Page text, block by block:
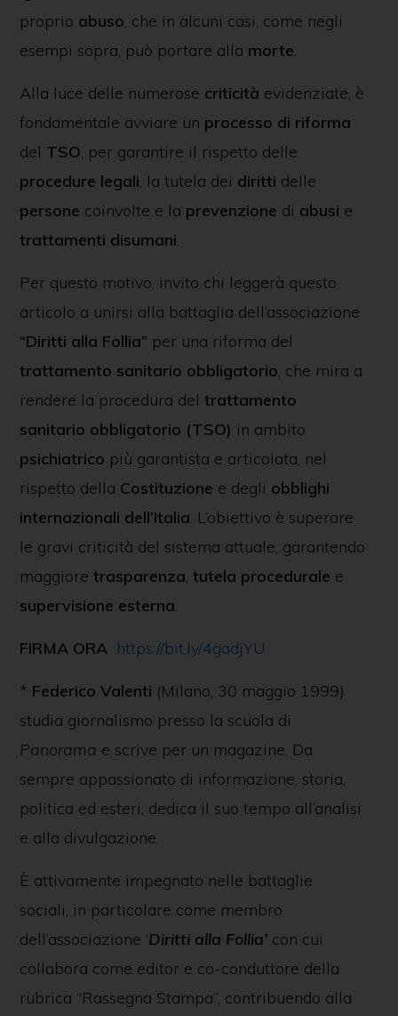
proprio abuso, che in alcuni casi, come negli
esempi sopra, può portare alla morte.
Alla luce delle numerose criticità evidenziate, è
fondamentale avviare un processo di riforma
del TSO, per garantire il rispetto delle
procedure legali, la tutela dei diritti delle
persone coinvolte e la prevenzione di abusi e
trattamenti disumani.
Per questo motivo, invito chi leggerà questo
articolo a unirsi alla battaglia dell’associazione
“Diritti alla Follia” per una riforma del
trattamento sanitario obbligatorio, che mira a
rendere la procedura del trattamento
sanitario obbligatorio (TSO) in ambito
psichiatrico più garantista e articolata, nel
rispetto della Costituzione e degli obblighi
internazionali dell’Italia. L’obiettivo è superare
le gravi criticità del sistema attuale, garantendo
maggiore trasparenza, tutela procedurale e
supervisione esterna.
FIRMA ORA https://bit.ly/4gadjYU
* Federico Valenti (Milano, 30 maggio 1999)
studia giornalismo presso la scuola di
Panorama e scrive per un magazine. Da
sempre appassionato di informazione, storia,
politica ed esteri, dedica il suo tempo all’analisi
e alla divulgazione.
È attivamente impegnato nelle battaglie
sociali, in particolare come membro
dell’associazione ‘Diritti alla Follia’con cui
collabora come editor e co-conduttore della
rubrica “Rassegna Stampa”, contribuendo alla